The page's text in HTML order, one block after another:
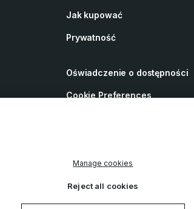
Jak kupować
Prywatność
Oświadczenie o dostępności
Cookie Preferences
Manage cookies
Reject all cookies